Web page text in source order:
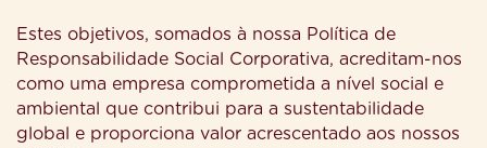
Estes objetivos, somados à nossa Política de
Responsabilidade Social Corporativa, acreditam-nos
como uma empresa comprometida a nível social e
ambiental que contribui para a sustentabilidade
global e proporciona valor acrescentado aos nossos